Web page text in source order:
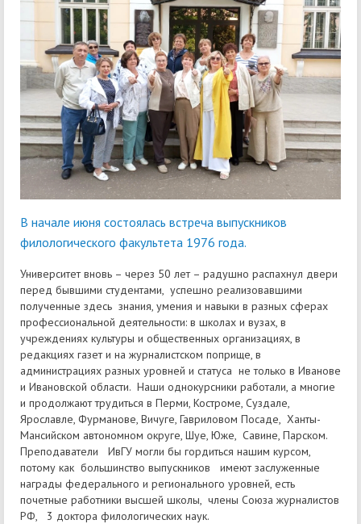
В начале июня состоялась встреча выпускников
филологического факультета 1976 года.
Университет вновь – через 50 лет – радушно распахнул двери
перед бывшими студентами, успешно реализовавшими
полученные здесь знания, умения и навыки в разных сферах
профессиональной деятельности: в школах и вузах, в
учреждениях культуры и общественных организациях, в
редакциях газет и на журналистском поприще, в
администрациях разных уровней и статуса не только в Иванове
и Ивановской области. Наши однокурсники работали, а многие
и продолжают трудиться в Перми, Костроме, Суздале,
Ярославле, Фурманове, Вичуге, Гавриловом Посаде, Ханты-
Мансийском автономном округе, Шуе, Юже, Савине, Парском.
Преподаватели ИвГУ могли бы гордиться нашим курсом,
потому как большинство выпускников имеют заслуженные
награды федерального и регионального уровней, есть
почетные работники высшей школы, члены Союза журналистов
РФ, 3 доктора филологических наук.